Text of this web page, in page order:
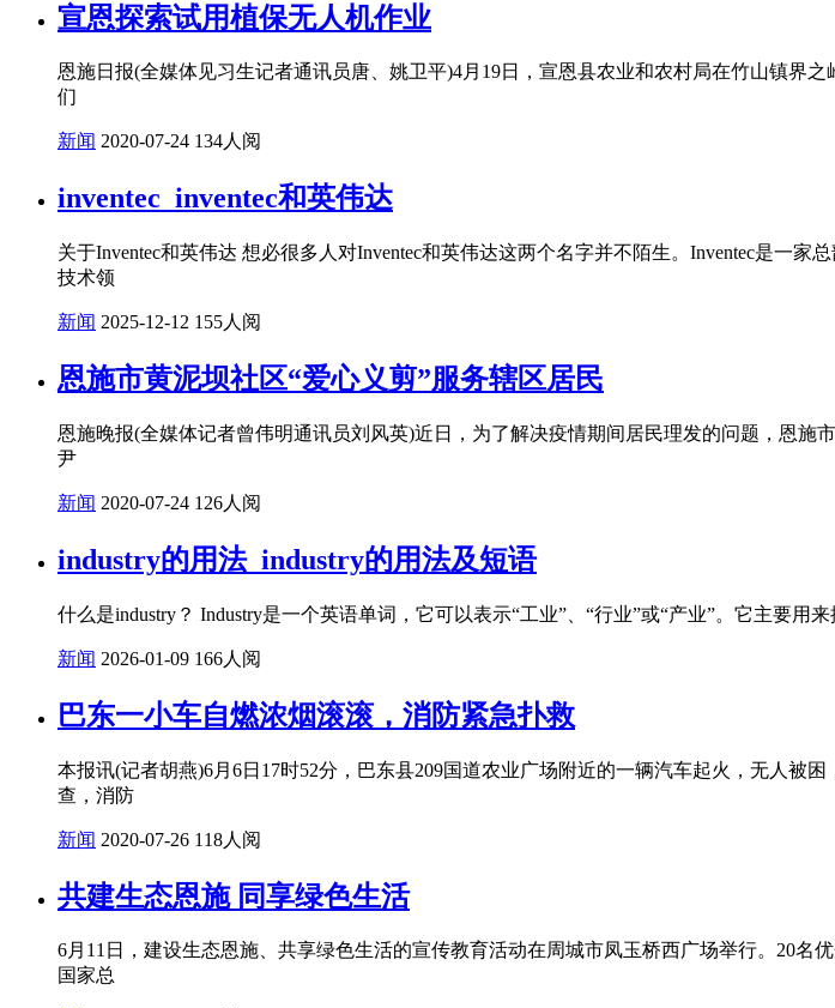
宣恩探索试用植保无人机作业
恩施日报(全媒体见习生记者通讯员唐、姚卫平)4月19日，宣恩县农业和农村局在竹山镇界
们
新闻 2020-07-24 134人阅
inventec_inventec和英伟达
关于Inventec和英伟达 想必很多人对Inventec和英伟达这两个名字并不陌生。Inventec是一
技术领
新闻 2025-12-12 155人阅
恩施市黄泥坝社区“爱心义剪”服务辖区居民
恩施晚报(全媒体记者曾伟明通讯员刘风英)近日，为了解决疫情期间居民理发的问题，恩
尹
新闻 2020-07-24 126人阅
industry的用法_industry的用法及短语
什么是industry？ Industry是一个英语单词，它可以表示“工业”、“行业”或“产业”。它主要
新闻 2026-01-09 166人阅
巴东一小车自燃浓烟滚滚，消防紧急扑救
本报讯(记者胡燕)6月6日17时52分，巴东县209国道农业广场附近的一辆汽车起火，无人被
查，消防
新闻 2020-07-26 118人阅
共建生态恩施 同享绿色生活
6月11日，建设生态恩施、共享绿色生活的宣传教育活动在周城市凤玉桥西广场举行。20
国家总